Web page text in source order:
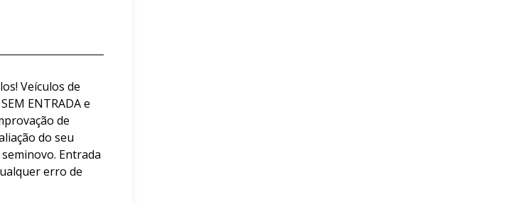
Veículos de
ENTRADA e
de
do seu
Entrada
erro de